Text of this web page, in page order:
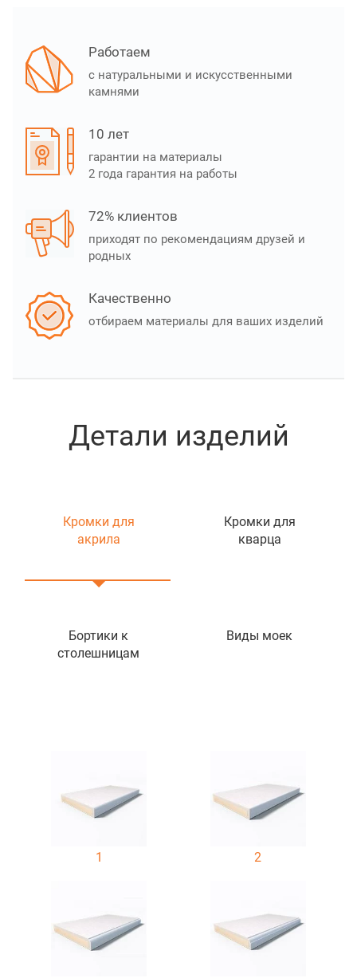
Работаем
с натуральными и искусственными
камнями
10 лет
гарантии на материалы
2 года гарантия на работы
72% клиентов
приходят по рекомендациям друзей и
родных
Качественно
отбираем материалы для ваших изделий
Детали изделий
Кромки для
акрила
Кромки для
кварца
Бортики к
столешницам
Виды моек
1 2